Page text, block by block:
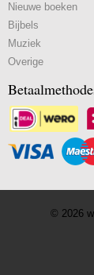
Nieuwe boeken
Bijbels
Muziek
Overige
© 2026